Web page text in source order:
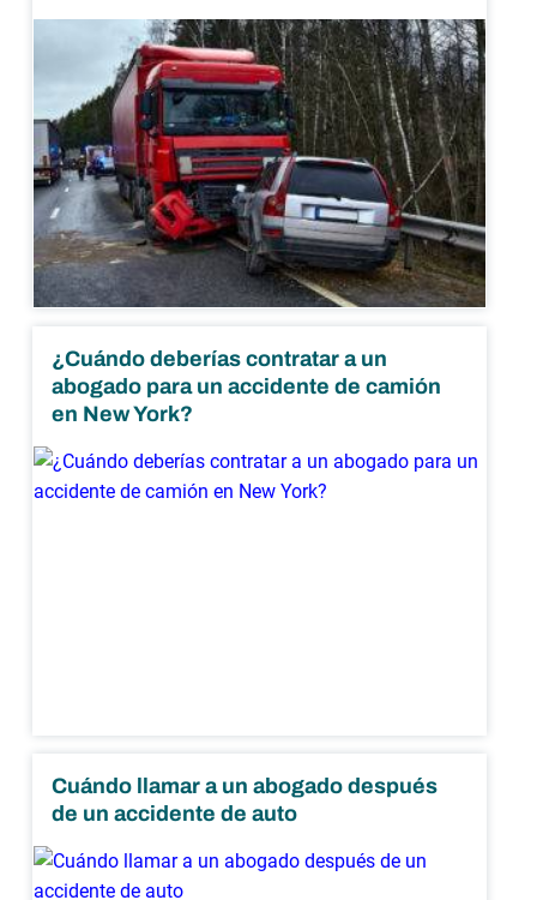
¿Cuándo deberías contratar a un
abogado para un accidente de camión
en New York?
Cuándo llamar a un abogado después
de un accidente de auto